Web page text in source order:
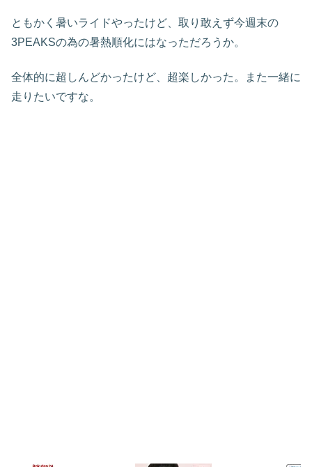
ともかく暑いライドやったけど、取り敢えず今週末の
3PEAKSの為の暑熱順化にはなっただろうか。
全体的に超しんどかったけど、超楽しかった。また一緒に
走りたいですな。